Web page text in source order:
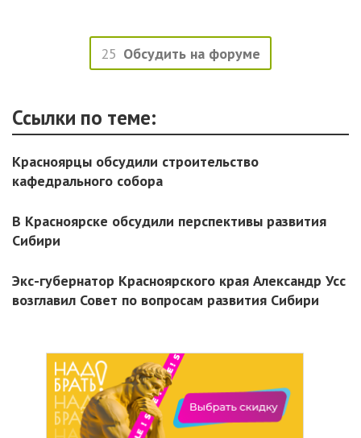
25 Обсудить на форуме
Ссылки по теме:
Красноярцы обсудили строительство
кафедрального собора
В Красноярске обсудили перспективы развития
Сибири
Экс-губернатор Красноярского края Александр Усс
возглавил Совет по вопросам развития Сибири